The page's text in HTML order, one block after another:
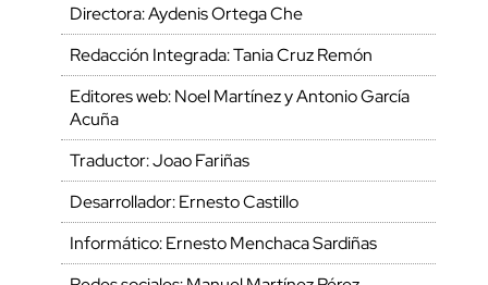
Directora: Aydenis Ortega Che
Redacción Integrada: Tania Cruz Remón
Editores web: Noel Martínez y Antonio García
Acuña
Traductor: Joao Fariñas
Desarrollador: Ernesto Castillo
Informático: Ernesto Menchaca Sardiñas